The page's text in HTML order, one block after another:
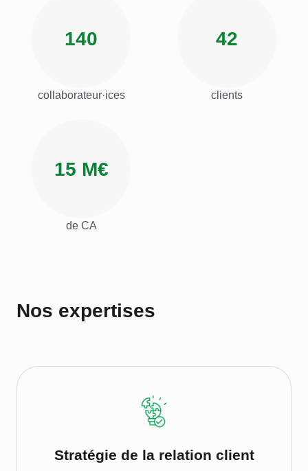
140
collaborateur·ices
42
clients
15 M€
de CA
Nos expertises
Stratégie de la relation client